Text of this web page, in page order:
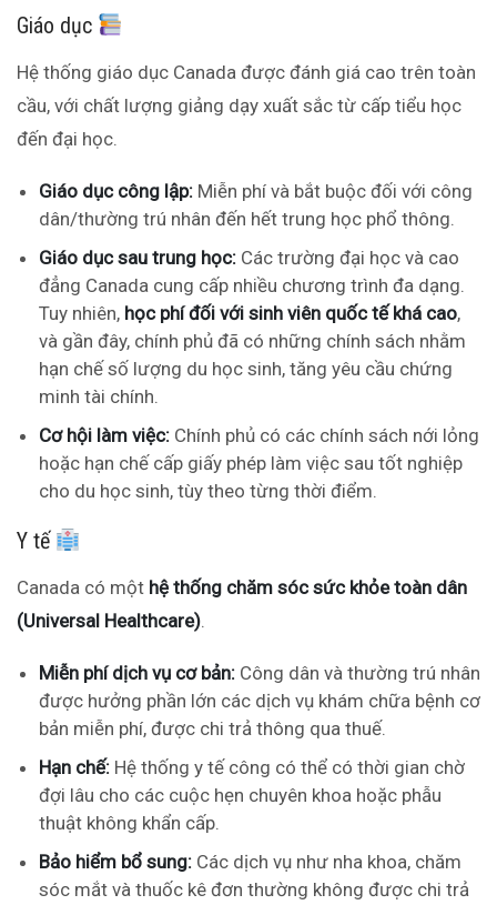
Giáo dục
Hệ thống giáo dục Canada được đánh giá cao trên toàn
cầu, với chất lượng giảng dạy xuất sắc từ cấp tiểu học
đến đại học.
Giáo dục công lập: Miễn phí và bắt buộc đối với công
dân/thường trú nhân đến hết trung học phổ thông.
Giáo dục sau trung học: Các trường đại học và cao
đẳng Canada cung cấp nhiều chương trình đa dạng.
Tuy nhiên, học phí đối với sinh viên quốc tế khá cao,
và gần đây, chính phủ đã có những chính sách nhằm
hạn chế số lượng du học sinh, tăng yêu cầu chứng
minh tài chính.
Cơ hội làm việc: Chính phủ có các chính sách nới lỏng
hoặc hạn chế cấp giấy phép làm việc sau tốt nghiệp
cho du học sinh, tùy theo từng thời điểm.
Y tế
Canada có một hệ thống chăm sóc sức khỏe toàn dân
(Universal Healthcare).
Miễn phí dịch vụ cơ bản: Công dân và thường trú nhân
được hưởng phần lớn các dịch vụ khám chữa bệnh cơ
bản miễn phí, được chi trả thông qua thuế.
Hạn chế: Hệ thống y tế công có thể có thời gian chờ
đợi lâu cho các cuộc hẹn chuyên khoa hoặc phẫu
thuật không khẩn cấp.
Bảo hiểm bổ sung: Các dịch vụ như nha khoa, chăm
sóc mắt và thuốc kê đơn thường không được chi trả